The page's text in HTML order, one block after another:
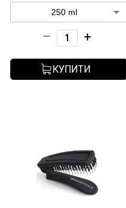
– +
КУПИТИ